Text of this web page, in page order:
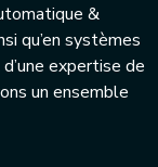
&
qu’en systèmes
expertise de
un ensemble